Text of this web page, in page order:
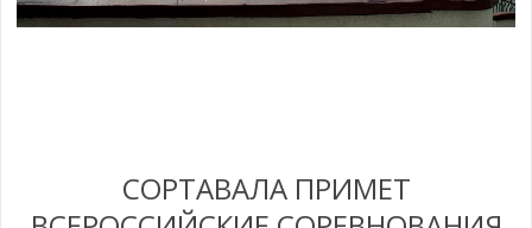
СОРТАВАЛА ПРИМЕТ